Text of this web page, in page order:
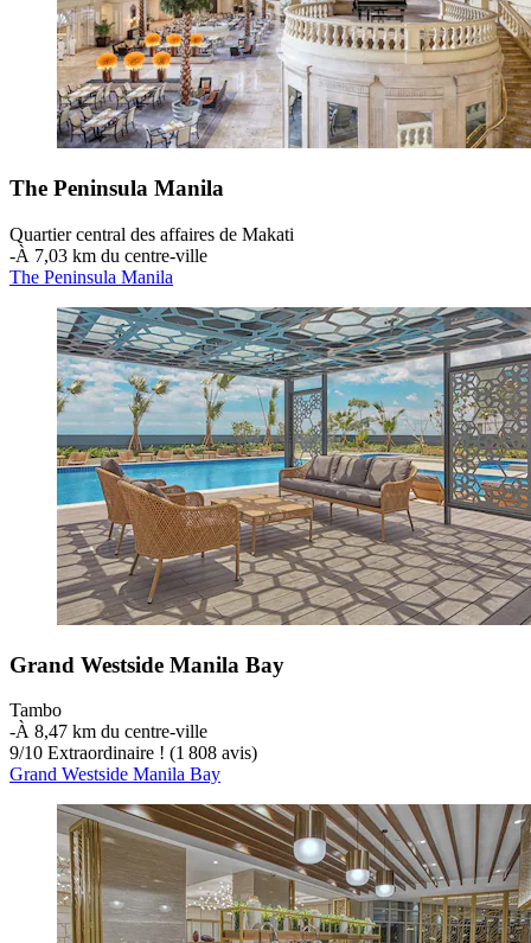
The Peninsula Manila
Quartier central des affaires de Makati
‐À 7,03 km du centre-ville
The Peninsula Manila
Grand Westside Manila Bay
Tambo
‐À 8,47 km du centre-ville
9/10 Extraordinaire ! (1 808 avis)
Grand Westside Manila Bay